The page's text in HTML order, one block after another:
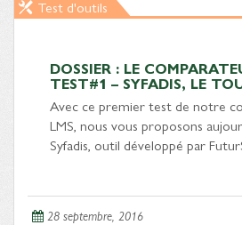
Test d'outils
DOSSIER : LE
TEST#1 – SYFADIS, LE
Avec ce premier test de notre
LMS, nous vous proposons
Syfadis, outil développé par
28 septembre, 2016